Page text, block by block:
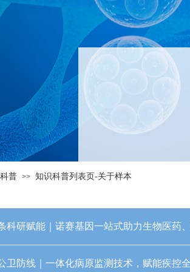
普 >> 知识科普列表页-关于样本
科研赋能｜诺赛基因一站式助力生物医药
卫防线｜一体化病原监测技术，赋能疾控